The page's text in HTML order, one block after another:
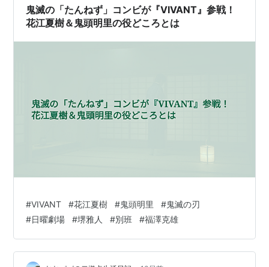
ダイジェストとあらすじを紹介、もし…
鬼滅の「たんねず」コンビが『VIVANT』参戦！
花江夏樹＆鬼頭明里の役どころとは
#VIVANT #花江夏樹 #鬼頭明里 #鬼滅の刃
#日曜劇場 #堺雅人 #別班 #福澤克雄